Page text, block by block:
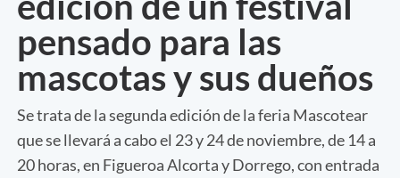
pensado para las
mascotas y sus dueños
Se trata de la segunda edición de la feria Mascotear
que se llevará a cabo el 23 y 24 de noviembre, de 14 a
20 horas, en Figueroa Alcorta y Dorrego, con entrada